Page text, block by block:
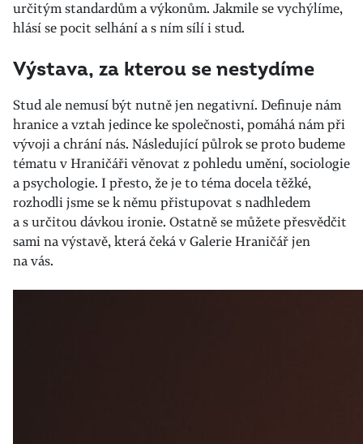
určitým standardům a výkonům. Jakmile se vychýlíme,
hlásí se pocit selhání a s ním sílí i stud.
Výstava, za kterou se nestydíme
Stud ale nemusí být nutně jen negativní. Definuje nám
hranice a vztah jedince ke společnosti, pomáhá nám při
vývoji a chrání nás. Následující půlrok se proto budeme
tématu v Hraničáři věnovat z pohledu umění, sociologie
a psychologie. I přesto, že je to téma docela těžké,
rozhodli jsme se k němu přistupovat s nadhledem
a s určitou dávkou ironie. Ostatně se můžete přesvědčit
sami na výstavě, která čeká v Galerie Hraničář jen
na vás.